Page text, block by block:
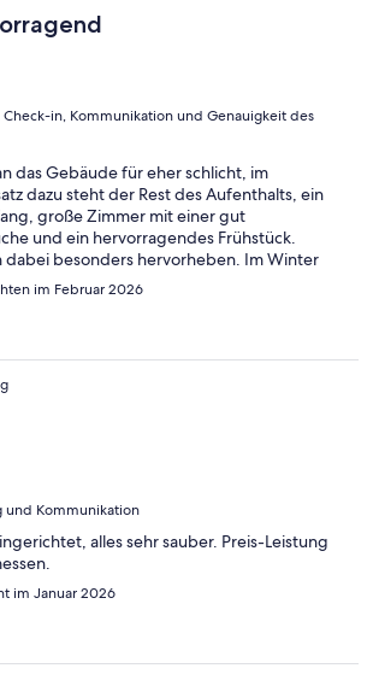
in, Kommunikation und Genauigkeit des
das Gebäude für eher schlicht, im
dazu steht der Rest des Aufenthalts, ein
große Zimmer mit einer gut
und ein hervorragendes Frühstück.
dabei besonders hervorheben. Im Winter
sind, gibt es ein Frühstück mit Seeblick.
im Februar 2026
und Kommunikation
alles sehr sauber. Preis-Leistung
im Januar 2026